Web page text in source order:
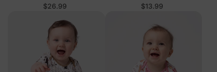
pequeño/niño en rojo
$26.99 $13.99